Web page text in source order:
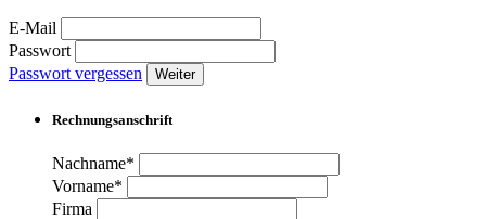
E-Mail
Passwort
Passwort vergessen
Weiter
Rechnungsanschrift
Nachname*
Vorname*
Firma